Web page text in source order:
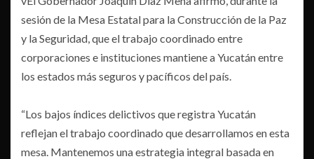
sesión de la Mesa Estatal para la Construcción de la Paz
y la Seguridad, que el trabajo coordinado entre
corporaciones e instituciones mantiene a Yucatán entre
los estados más seguros y pacíficos del país.
“Los bajos índices delictivos que registra Yucatán
reflejan el trabajo coordinado que desarrollamos en esta
mesa. Mantenemos una estrategia integral basada en